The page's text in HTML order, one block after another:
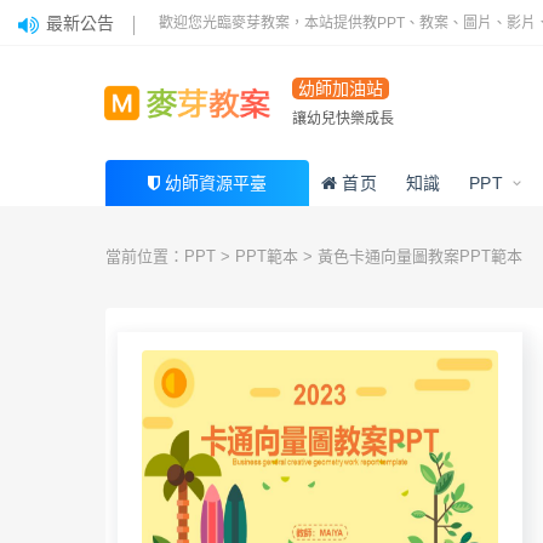
最新公告 歡迎您光臨麥芽教案，本站提供教PPT、教案、圖片、影片
幼師加油站
讓幼兒快樂成長
幼師資源平臺 首页 知識 PPT
當前位置： PPT > PPT範本 > 黃色卡通向量圖教案PPT範本